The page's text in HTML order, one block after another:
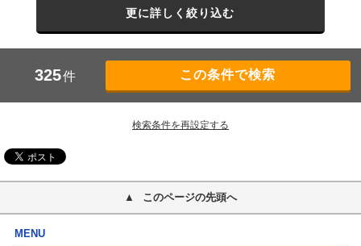
更に詳しく絞り込む
325件
検索条件を再設定する
このページの先頭へ
MENU